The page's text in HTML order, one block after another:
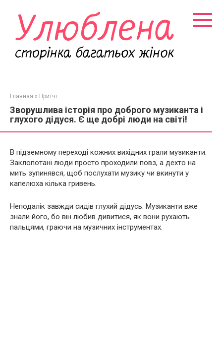
контенту
Главная » Притчі
Зворушлива історія про доброго музиканта і
глухого дідуся. Є ще добрі люди на світі!
В підземному переході кожних вихідних грали музиканти.
Заклопотані люди просто проходили повз, а дехто на
мить зупинявся, щоб послухати музику чи вкинути у
капелюха кілька гривень.
Неподалік завжди сидів глухий дідусь. Музиканти вже
знали його, бо він любив дивитися, як вони рухають
пальцями, граючи на музичних інструментах.